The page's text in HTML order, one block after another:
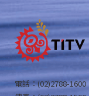
電話：(02)2788-1600